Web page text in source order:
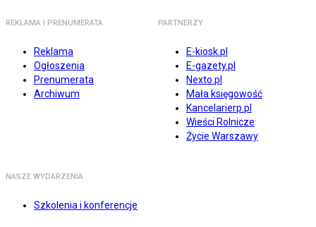
REKLAMA I PRENUMERATA
Reklama
Ogłoszenia
Prenumerata
Archiwum
PARTNERZY
E-kiosk.pl
E-gazety.pl
Nexto.pl
Mała księgowość
Kancelarierp.pl
Wieści Rolnicze
Życie Warszawy
NASZE WYDARZENIA
Szkolenia i konferencje